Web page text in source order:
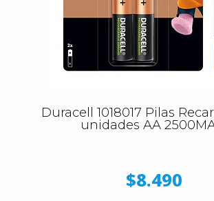
Duracell 1018017 Pilas
unidades AA
$8.490